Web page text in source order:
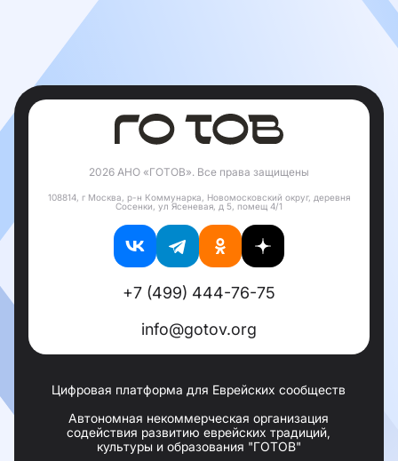
2026 АНО «ГОТОВ». Все права защищены
108814, г Москва, р-н Коммунарка, Новомосковский округ, деревня
Сосенки, ул Ясеневая, д 5, помещ 4/1
+7 (499) 444-76-75
info@gotov.org
Цифровая платформа для Еврейских сообществ
Автономная некоммерческая организация
содействия развитию еврейских традиций,
культуры и образования "ГОТОВ"